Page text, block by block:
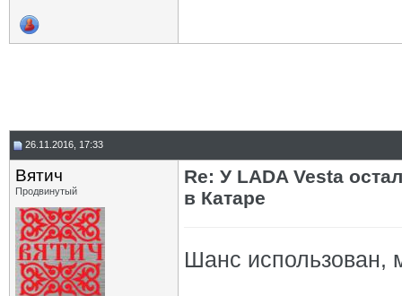
26.11.2016, 17:33
Вятич
Продвинутый
Re: У LADA Vesta
в Катаре
Шанс использован,